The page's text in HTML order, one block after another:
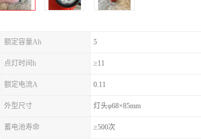
额定容量Ah 5
点灯时间h ≥11
额定电流A 0.11
外型尺寸 灯头φ68×85mm
蓄电池寿命 ≥500次